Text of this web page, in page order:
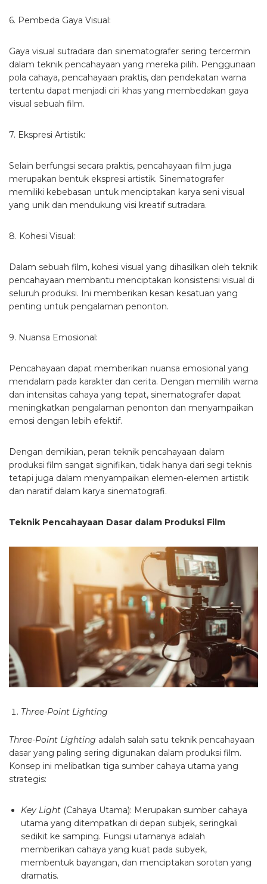
6. Pembeda Gaya Visual:
Gaya visual sutradara dan sinematografer sering tercermin
dalam teknik pencahayaan yang mereka pilih. Penggunaan
pola cahaya, pencahayaan praktis, dan pendekatan warna
tertentu dapat menjadi ciri khas yang membedakan gaya
visual sebuah film.
7. Ekspresi Artistik:
Selain berfungsi secara praktis, pencahayaan film juga
merupakan bentuk ekspresi artistik. Sinematografer
memiliki kebebasan untuk menciptakan karya seni visual
yang unik dan mendukung visi kreatif sutradara.
8. Kohesi Visual:
Dalam sebuah film, kohesi visual yang dihasilkan oleh teknik
pencahayaan membantu menciptakan konsistensi visual di
seluruh produksi. Ini memberikan kesan kesatuan yang
penting untuk pengalaman penonton.
9. Nuansa Emosional:
Pencahayaan dapat memberikan nuansa emosional yang
mendalam pada karakter dan cerita. Dengan memilih warna
dan intensitas cahaya yang tepat, sinematografer dapat
meningkatkan pengalaman penonton dan menyampaikan
emosi dengan lebih efektif.
Dengan demikian, peran teknik pencahayaan dalam
produksi film sangat signifikan, tidak hanya dari segi teknis
tetapi juga dalam menyampaikan elemen-elemen artistik
dan naratif dalam karya sinematografi.
Teknik Pencahayaan Dasar dalam Produksi Film
Three-Point Lighting
Three-Point Lighting adalah salah satu teknik pencahayaan
dasar yang paling sering digunakan dalam produksi film.
Konsep ini melibatkan tiga sumber cahaya utama yang
strategis:
Key Light (Cahaya Utama): Merupakan sumber cahaya
utama yang ditempatkan di depan subjek, seringkali
sedikit ke samping. Fungsi utamanya adalah
memberikan cahaya yang kuat pada subyek,
membentuk bayangan, dan menciptakan sorotan yang
dramatis.